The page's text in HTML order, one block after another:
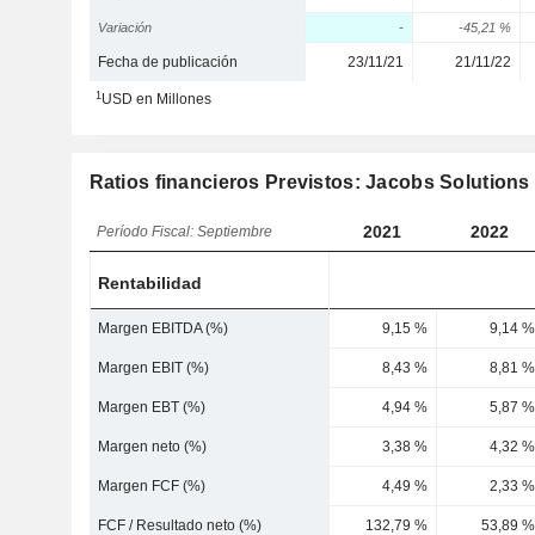
Variación - -45,21 %
Fecha de publicación 23/11/21 21/11/22
1USD en Millones
Ratios financieros Previstos: Jacobs Solutions
Período Fiscal: Septiembre 2021 2022
Rentabilidad
Margen EBITDA (%) 9,15 % 9,14 %
Margen EBIT (%) 8,43 % 8,81 %
Margen EBT (%) 4,94 % 5,87 %
Margen neto (%) 3,38 % 4,32 %
Margen FCF (%) 4,49 % 2,33 %
FCF / Resultado neto (%) 132,79 % 53,89 %